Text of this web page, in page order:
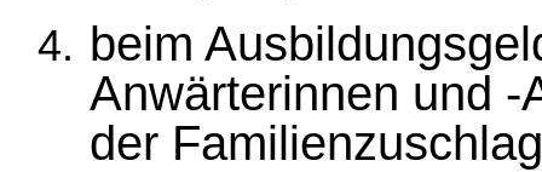
beim
Anwärterinnen und -
der